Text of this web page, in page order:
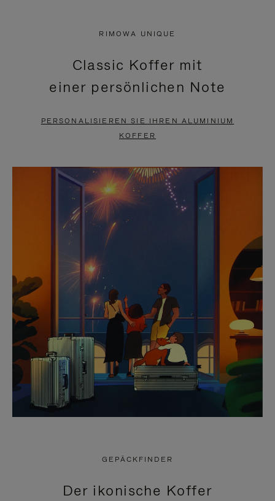
PAUSIERT,
BITTE
DRÜCKEN
ANZUHALTEN
KLICKEN
SIE
ZUM
AUFHEBEN
STUMMSCHALTUNG
RIMOWA UNIQUE
Classic Koffer mit
einer persönlichen Note
PERSONALISIEREN SIE IHREN ALUMINIUM
KOFFER
GEPÄCKFINDER
Der ikonische Koffer